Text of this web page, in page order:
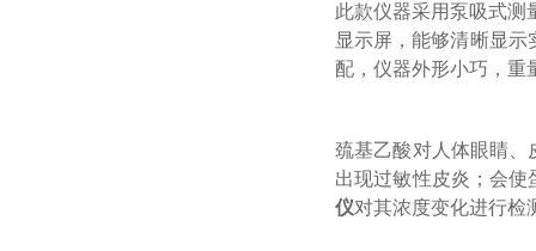
此款仪器采用泵吸式测
显示屏，能够清晰显
配，仪器外形小巧，重
巯基乙酸对人体眼睛、
出现过敏性皮炎；会
仪对其浓度变化进行检